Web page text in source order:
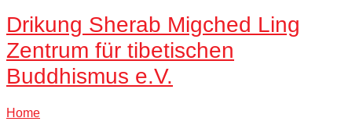
Drikung Sherab Migched Ling
Zentrum für tibetischen
Buddhismus e.V.
Home